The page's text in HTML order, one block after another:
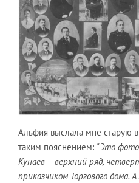
Альфия выслала мне старую
таким пояснением: "Это
Кунаев – верхний ряд,
приказчиком Торгового дома.